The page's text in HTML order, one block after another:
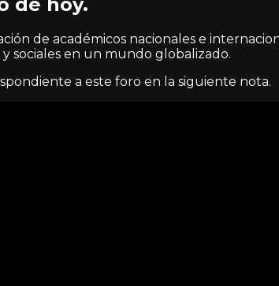
de académicos nacionales e
sociales en un mundo globalizado.
a este foro en la siguiente nota.